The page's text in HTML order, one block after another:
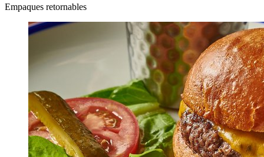
Empaques retornables